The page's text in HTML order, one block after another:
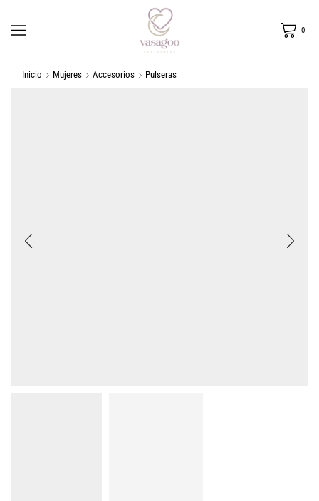
0
Inicio Mujeres Accesorios Pulseras